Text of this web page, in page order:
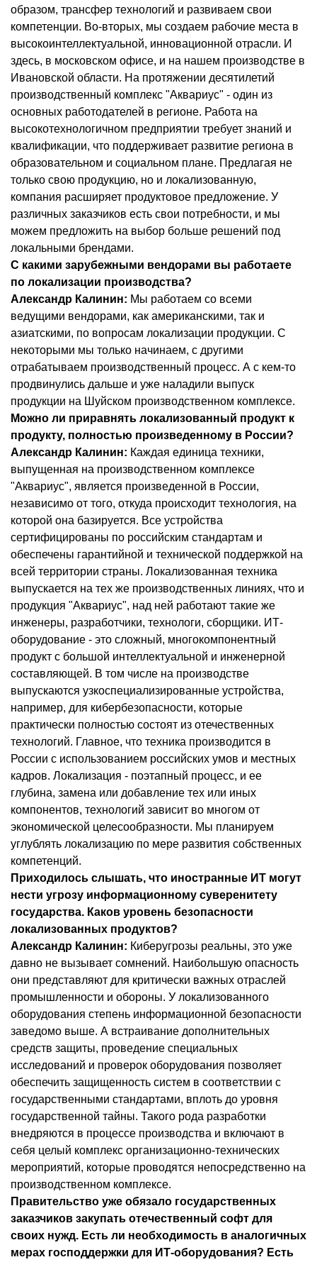
образом, трансфер технологий и развиваем свои
компетенции. Во-вторых, мы создаем рабочие места в
высокоинтеллектуальной, инновационной отрасли. И
здесь, в московском офисе, и на нашем производстве в
Ивановской области. На протяжении десятилетий
производственный комплекс "Аквариус" - один из
основных работодателей в регионе. Работа на
высокотехнологичном предприятии требует знаний и
квалификации, что поддерживает развитие региона в
образовательном и социальном плане. Предлагая не
только свою продукцию, но и локализованную,
компания расширяет продуктовое предложение. У
различных заказчиков есть свои потребности, и мы
можем предложить на выбор больше решений под
локальными брендами.
С какими зарубежными вендорами вы работаете
по локализации производства?
Александр Калинин: Мы работаем со всеми
ведущими вендорами, как американскими, так и
азиатскими, по вопросам локализации продукции. С
некоторыми мы только начинаем, с другими
отрабатываем производственный процесс. А с кем-то
продвинулись дальше и уже наладили выпуск
продукции на Шуйском производственном комплексе.
Можно ли приравнять локализованный продукт к
продукту, полностью произведенному в России?
Александр Калинин: Каждая единица техники,
выпущенная на производственном комплексе
"Аквариус", является произведенной в России,
независимо от того, откуда происходит технология, на
которой она базируется. Все устройства
сертифицированы по российским стандартам и
обеспечены гарантийной и технической поддержкой на
всей территории страны. Локализованная техника
выпускается на тех же производственных линиях, что и
продукция "Аквариус", над ней работают такие же
инженеры, разработчики, технологи, сборщики. ИТ-
оборудование - это сложный, многокомпонентный
продукт с большой интеллектуальной и инженерной
составляющей. В том числе на производстве
выпускаются узкоспециализированные устройства,
например, для кибербезопасности, которые
практически полностью состоят из отечественных
технологий. Главное, что техника производится в
России с использованием российских умов и местных
кадров. Локализация - поэтапный процесс, и ее
глубина, замена или добавление тех или иных
компонентов, технологий зависит во многом от
экономической целесообразности. Мы планируем
углублять локализацию по мере развития собственных
компетенций.
Приходилось слышать, что иностранные ИТ могут
нести угрозу информационному суверенитету
государства. Каков уровень безопасности
локализованных продуктов?
Александр Калинин: Киберугрозы реальны, это уже
давно не вызывает сомнений. Наибольшую опасность
они представляют для критически важных отраслей
промышленности и обороны. У локализованного
оборудования степень информационной безопасности
заведомо выше. А встраивание дополнительных
средств защиты, проведение специальных
исследований и проверок оборудования позволяет
обеспечить защищенность систем в соответствии с
государственными стандартами, вплоть до уровня
государственной тайны. Такого рода разработки
внедряются в процессе производства и включают в
себя целый комплекс организационно-технических
мероприятий, которые проводятся непосредственно на
производственном комплексе.
Правительство уже обязало государственных
заказчиков закупать отечественный софт для
своих нужд. Есть ли необходимость в аналогичных
мерах господдержки для ИТ-оборудования? Есть